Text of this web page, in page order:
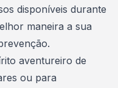
disponíveis durante
maneira a sua
aventureiro de
ou para